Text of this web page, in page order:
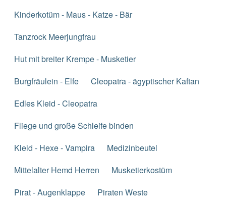
Kinderkotüm - Maus - Katze - Bär
Tanzrock Meerjungfrau
Hut mit breiter Krempe - Musketier
Burgfräulein - Elfe
Cleopatra - ägyptischer Kaftan
Edles Kleid - Cleopatra
Fliege und große Schleife binden
Kleid - Hexe - Vampira
Medizinbeutel
Mittelalter Hemd Herren
Musketierkostüm
Pirat - Augenklappe
Piraten Weste